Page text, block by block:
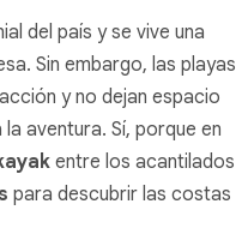
del país y se vive una
Sin embargo, las playas
y no dejan espacio
aventura. Sí, porque en
entre los acantilados y
para descubrir las costas